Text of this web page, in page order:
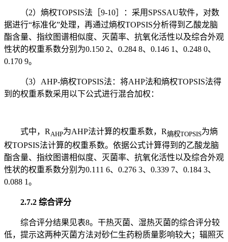
（2）熵权TOPSIS法［9-10］：采用SPSSAU软件，对数
据进行“标准化”处理，再通过熵权TOPSIS分析得到乙酸龙脑
酯含量、指纹图谱相似度、灭菌率、抗氧化活性以及综合外观
性状的权重系数分别为0.150 2、0.284 8、0.146 1、0.248 0、
0.170 9。
（3）AHP-熵权TOPSIS法：将AHP法和熵权TOPSIS法得
到的权重系数采用以下公式进行混合加权：
式中，RAHP为AHP法计算的权重系数，R熵权TOPSIS为熵
权TOPSIS法计算的权重系数。依据公式计算得到的乙酸龙脑
酯含量、指纹图谱相似度、灭菌率、抗氧化活性以及综合外观
性状的权重系数分别为0.111 6、0.276 3、0.339 7、0.184 3、
0.088 1。
2.7.2 综合评分
综合评分结果见表8。干热灭菌、湿热灭菌的综合评分较
低，提示这两种灭菌方法对砂仁生药粉质量影响较大；辐照灭